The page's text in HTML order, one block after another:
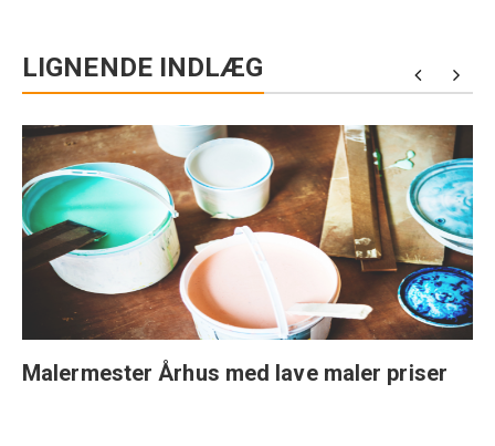
LIGNENDE INDLÆG
Malermester Århus med lave maler priser